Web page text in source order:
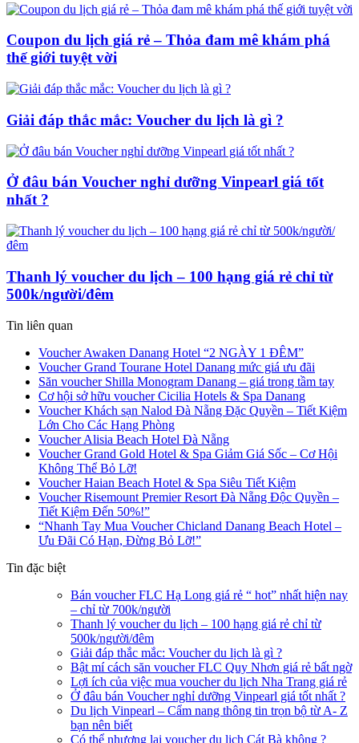
Coupon du lịch giá rẻ – Thỏa đam mê khám phá
thế giới tuyệt vời
Giải đáp thắc mắc: Voucher du lịch là gì ?
Ở đâu bán Voucher nghỉ dưỡng Vinpearl giá tốt
nhất ?
Thanh lý voucher du lịch – 100 hạng giá rẻ chỉ từ
500k/người/đêm
Tin liên quan
Voucher Awaken Danang Hotel “2 NGÀY 1 ĐÊM”
Voucher Grand Tourane Hotel Danang mức giá ưu đãi
Săn voucher Shilla Monogram Danang – giá trong tầm tay
Cơ hội sở hữu voucher Cicilia Hotels & Spa Danang
Voucher Khách sạn Nalod Đà Nẵng Đặc Quyền – Tiết Kiệm
Lớn Cho Các Hạng Phòng
Voucher Alisia Beach Hotel Đà Nẵng
Voucher Grand Gold Hotel & Spa Giảm Giá Sốc – Cơ Hội
Không Thể Bỏ Lỡ!
Voucher Haian Beach Hotel & Spa Siêu Tiết Kiệm
Voucher Risemount Premier Resort Đà Nẵng Độc Quyền –
Tiết Kiệm Đến 50%!”
“Nhanh Tay Mua Voucher Chicland Danang Beach Hotel –
Ưu Đãi Có Hạn, Đừng Bỏ Lỡ!”
Tin đặc biệt
Bán voucher FLC Hạ Long giá rẻ “ hot” nhất hiện nay
– chỉ từ 700k/người
Thanh lý voucher du lịch – 100 hạng giá rẻ chỉ từ
500k/người/đêm
Giải đáp thắc mắc: Voucher du lịch là gì ?
Bật mí cách săn voucher FLC Quy Nhơn giá rẻ bất ngờ
Lợi ích của việc mua voucher du lịch Nha Trang giá rẻ
Ở đâu bán Voucher nghỉ dưỡng Vinpearl giá tốt nhất ?
Du lịch Vinpearl – Cẩm nang thông tin trọn bộ từ A- Z
bạn nên biết
Có thể nhượng lại voucher du lịch Cát Bà không ?